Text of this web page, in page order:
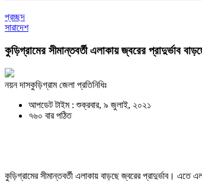
প্রচ্ছদ
সারাদেশ
কুড়িগ্রামের সীমান্তবর্তী এলাকায় জ্বরের প্রাদুর্ভাব
নয়ন দাসকুড়িগ্রাম জেলা প্রতিনিধিঃ
আপডেট টাইম : শুক্রবার, ৯ জুলাই, ২০২১
৭৬০ বার পঠিত
কুড়িগ্রামের সীমান্তবর্তী এলাকায় বাড়ছে জ্বরের প্রাদুর্ভাব।